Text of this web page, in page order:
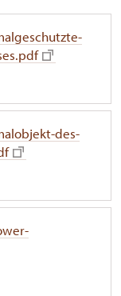
des-